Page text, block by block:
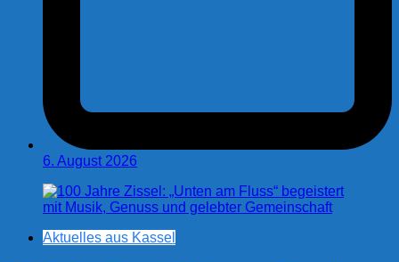
6. August 2026
Aktuelles aus Kassel